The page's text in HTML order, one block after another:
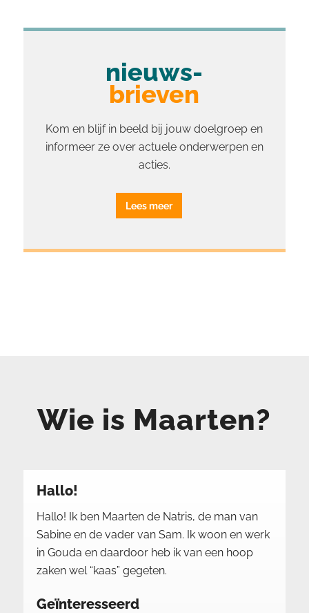
nieuws-
brieven
Kom en blijf in beeld bij jouw doelgroep en
informeer ze over actuele onderwerpen en
acties.
Lees meer
Wie is Maarten?
Hallo!
Hallo! Ik ben Maarten de Natris, de man van
Sabineen de vader van Sam. Ik woon en werk
in Gouda en daardoor heb ik van een hoop
zaken wel “kaas” gegeten.
Geïnteresseerd